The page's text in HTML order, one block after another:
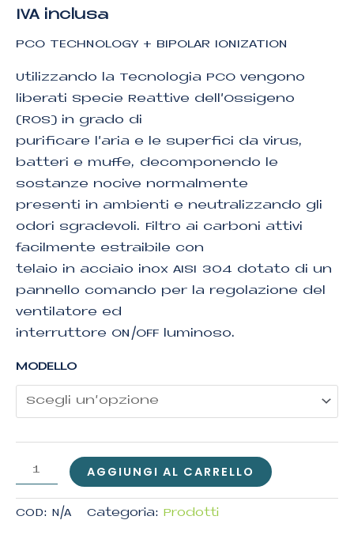
IVA inclusa
PCO TECHNOLOGY + BIPOLAR IONIZATION
Utilizzando la Tecnologia PCO vengono
liberati Specie Reattive dell’Ossigeno
(ROS) in grado di
purificare l’aria e le superfici da virus,
batteri e muffe, decomponendo le
sostanze nocive normalmente
presenti in ambienti e neutralizzando gli
odori sgradevoli. Filtro ai carboni attivi
facilmente estraibile con
telaio in acciaio inox AISI 304 dotato di un
pannello comando per la regolazione del
ventilatore ed
interruttore ON/OFF luminoso.
MODELLO
AGGIUNGI AL CARRELLO
COD: N/A Categoria: Prodotti